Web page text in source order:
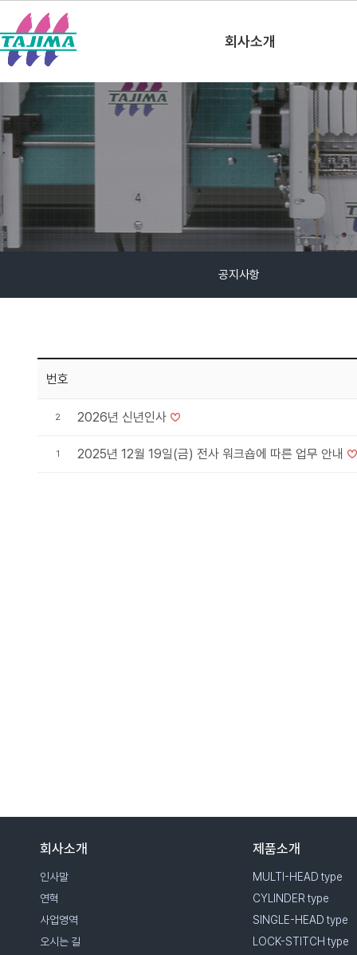
회사소개
공지사항
번호
2 2026년 신년인사
1 2025년 12월 19일(금) 전사 워크숍에 따른 업무 안내
회사소개
인사말
연혁
사업영역
오시는 길
제품소개
MULTI-HEAD type
CYLINDER type
SINGLE-HEAD type
LOCK-STITCH type